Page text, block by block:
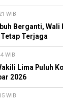
WIB
Berganti,
Terjaga
WIB
Lima Puluh
2026
WIB